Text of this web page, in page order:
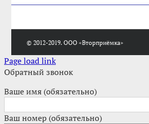
© 2012-2019. ООО «Вторприёмка»
Page load link
Обратный звонок
Ваше имя (обязательно)
Ваш номер (обязательно)